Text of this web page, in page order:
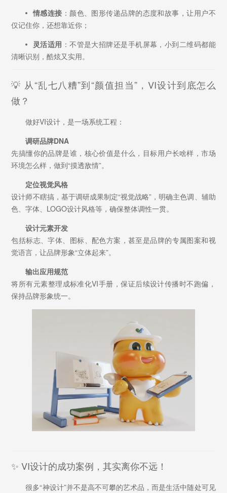
情感连接 ：颜色、图形传递品牌的态度和故事，让用户不
仅记住你，还想靠近你；
灵活适用 ：不管是大招牌还是手机屏幕，小到二维码都能
清晰识别，酷炫又实用。
💡 从“乱七八糟”到“颜值担当”，VI设计到底怎么
做？
做好VI设计，是一场系统工程：
调研品牌DNA
先搞懂你的品牌是谁，核心价值是什么，目标用户长啥样，市场
环境怎么样，做到“摸透敌情”。
定位视觉风格
设计师不瞎搞，基于调研成果制定“视觉战略”，明确主色调、辅助
色、字体、LOGO设计风格等，确保整体调性一贯。
设计元素开发
包括标志、字体、图标、配色方案，甚至是品牌的专属图案和视
觉语言，让品牌形象“立体起来”。
输出应用规范
将所有元素整理成标准化VI手册，保证后续设计传播时不跑偏，
保持品牌形象统一。
✨ VI设计的成功案例，其实离你不远！
很多“神设计”并不是高不可攀的艺术品，而是生活中随处可见